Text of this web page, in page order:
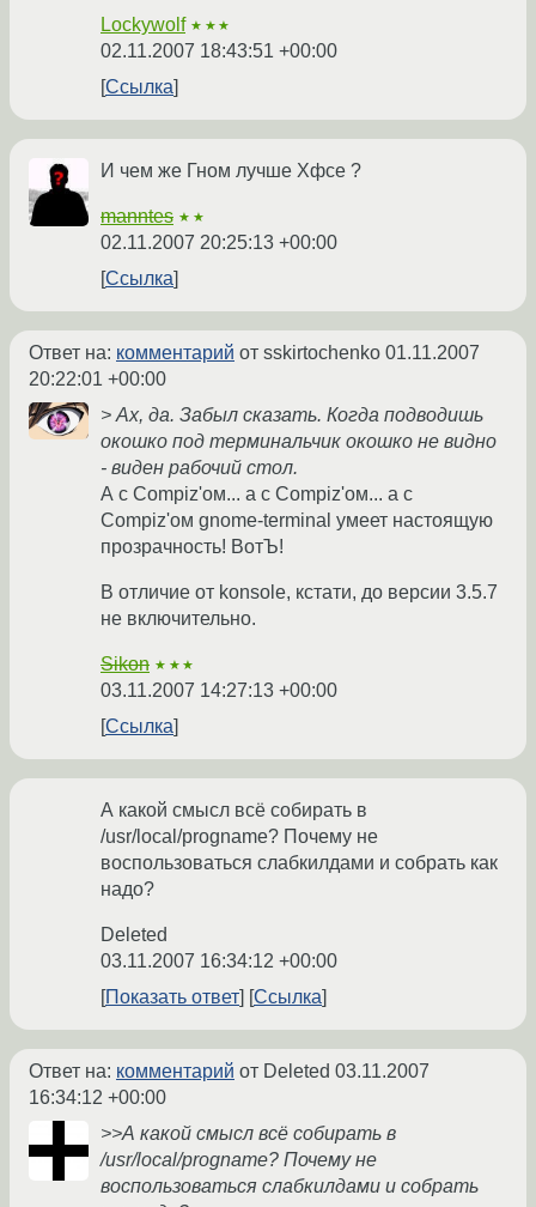
Lockywolf ★★★
02.11.2007 18:43:51 +00:00
Ссылка
И чем же Гном лучше Хфсе ?
manntes ★★
02.11.2007 20:25:13 +00:00
Ссылка
Ответ на: комментарий от sskirtochenko 01.11.2007
20:22:01 +00:00
> Ах, да. Забыл сказать. Когда подводишь
окошко под терминальчик окошко не видно
- виден рабочий стол.
А с Compiz'ом... а с Compiz'ом... а с
Compiz'ом gnome-terminal умеет настоящую
прозрачность! ВотЪ!
В отличие от konsole, кстати, до версии 3.5.7
не включительно.
Sikon ★★★
03.11.2007 14:27:13 +00:00
Ссылка
А какой смысл всё собирать в
/usr/local/progname? Почему не
воспользоваться слабкилдами и собрать как
надо?
Deleted
03.11.2007 16:34:12 +00:00
Показать ответ
Ссылка
Ответ на: комментарий от Deleted 03.11.2007
16:34:12 +00:00
>>А какой смысл всё собирать в
/usr/local/progname? Почему не
воспользоваться слабкилдами и собрать